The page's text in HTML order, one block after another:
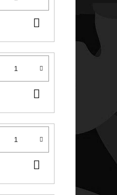
KOŠÍKU
KOŠÍKU
KOŠÍKU